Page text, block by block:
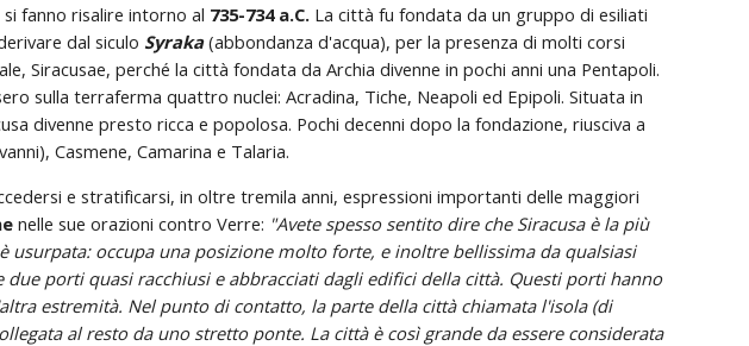
fanno risalire intorno al 735-734 a.C. La città fu fondata da un gruppo di esiliati
dal siculo Syraka (abbondanza d'acqua), per la presenza di molti corsi
Siracusae, perché la città fondata da Archia divenne in pochi anni una Pentapoli.
sulla terraferma quattro nuclei: Acradina, Tiche, Neapoli ed Epipoli. Situata in
divenne presto ricca e popolosa. Pochi decenni dopo la fondazione, riusciva a
Casmene, Camarina e Talaria.
e stratificarsi, in oltre tremila anni, espressioni importanti delle maggiori
nelle sue orazioni contro Verre: "Avete spesso sentito dire che Siracusa è la più
usurpata: occupa una posizione molto forte, e inoltre bellissima da qualsiasi
porti quasi racchiusi e abbracciati dagli edifici della città. Questi porti hanno
estremità. Nel punto di contatto, la parte della città chiamata l'isola (di
al resto da uno stretto ponte. La città è così grande da essere considerata